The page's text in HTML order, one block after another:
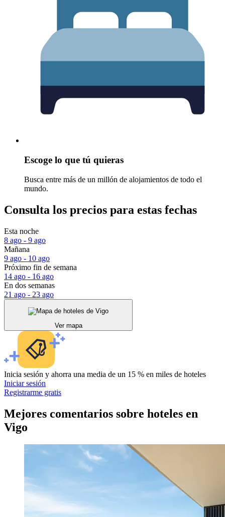
Escoge lo que tú quieras
Busca entre más de un millón de alojamientos de todo el
mundo.
Consulta los precios para estas fechas
Esta noche
8 ago - 9 ago
Mañana
9 ago - 10 ago
Próximo fin de semana
14 ago - 16 ago
En dos semanas
21 ago - 23 ago
Ver mapa
Inicia sesión y ahorra una media de un 15 % en miles de hoteles
Iniciar sesión
Registrarme gratis
Mejores comentarios sobre hoteles en
Vigo